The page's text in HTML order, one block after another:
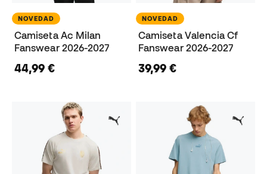
NOVEDAD
Camiseta Ac Milan
Fanswear 2026-2027
44,99 €
NOVEDAD
Camiseta Valencia Cf
Fanswear 2026-2027
39,99 €